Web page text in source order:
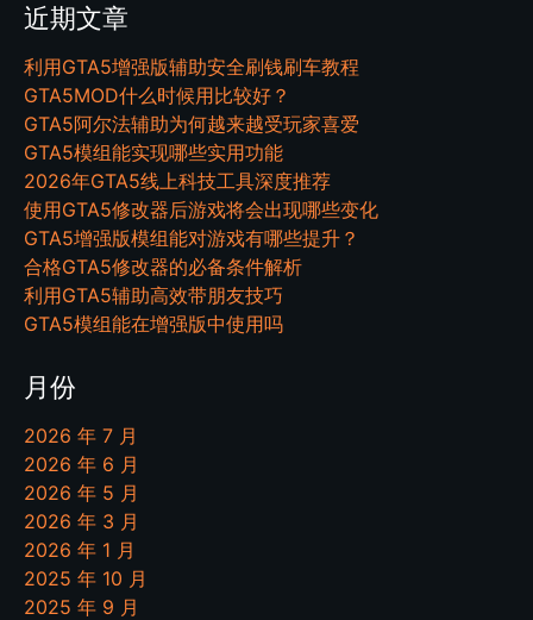
近期文章
利用GTA5增强版辅助安全刷钱刷车教程
GTA5MOD什么时候用比较好？
GTA5阿尔法辅助为何越来越受玩家喜爱
GTA5模组能实现哪些实用功能
2026年GTA5线上科技工具深度推荐
使用GTA5修改器后游戏将会出现哪些变化
GTA5增强版模组能对游戏有哪些提升？
合格GTA5修改器的必备条件解析
利用GTA5辅助高效带朋友技巧
GTA5模组能在增强版中使用吗
月份
2026 年 7 月
2026 年 6 月
2026 年 5 月
2026 年 3 月
2026 年 1 月
2025 年 10 月
2025 年 9 月